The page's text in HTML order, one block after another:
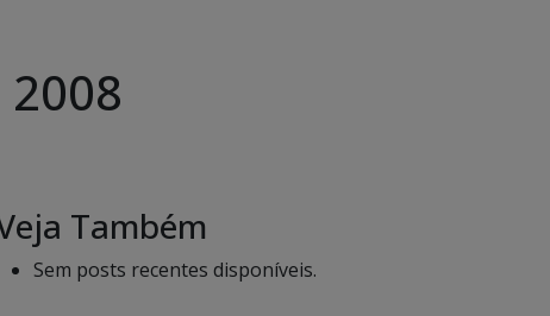
Também
Sem posts recentes disponíveis.